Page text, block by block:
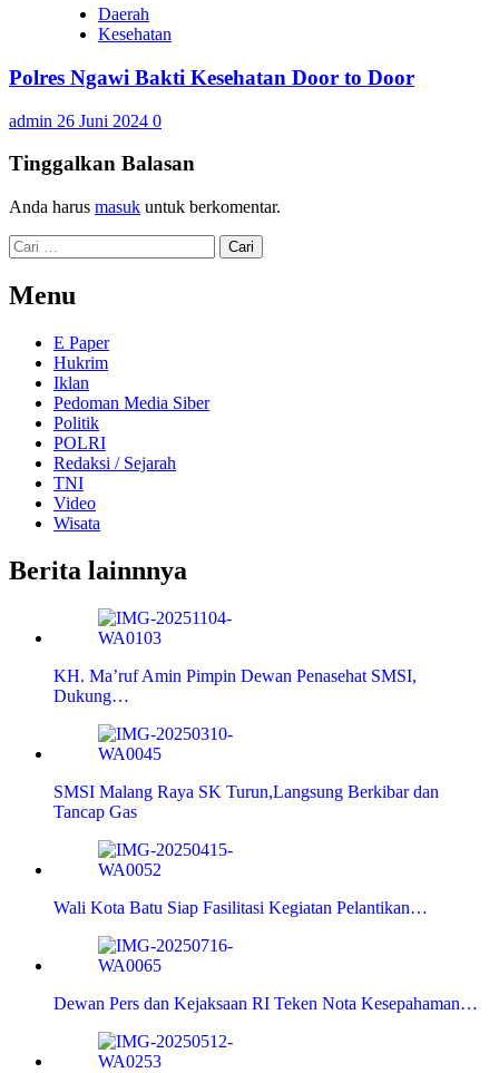
Daerah
Kesehatan
Polres Ngawi Bakti Kesehatan Door to Door
admin 26 Juni 2024 0
Tinggalkan Balasan
Anda harus masuk untuk berkomentar.
Cari
untuk:
Menu
E Paper
Hukrim
Iklan
Pedoman Media Siber
Politik
POLRI
Redaksi / Sejarah
TNI
Video
Wisata
Berita lainnnya
KH. Ma’ruf Amin Pimpin Dewan Penasehat SMSI,
Dukung…
SMSI Malang Raya SK Turun,Langsung Berkibar dan
Tancap Gas
Wali Kota Batu Siap Fasilitasi Kegiatan Pelantikan…
Dewan Pers dan Kejaksaan RI Teken Nota Kesepahaman…